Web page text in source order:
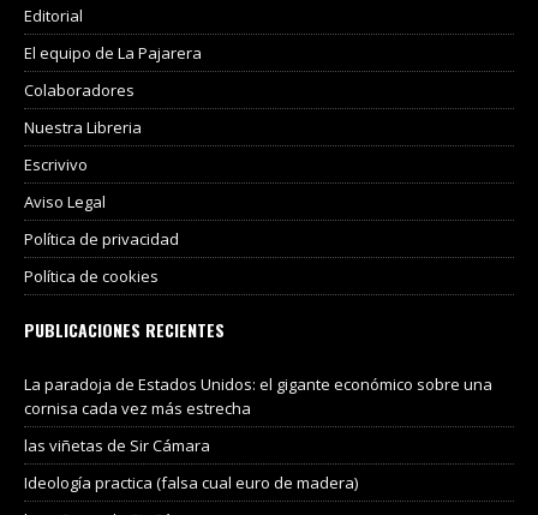
Editorial
El equipo de La Pajarera
Colaboradores
Nuestra Libreria
Escrivivo
Aviso Legal
Política de privacidad
Política de cookies
PUBLICACIONES RECIENTES
La paradoja de Estados Unidos: el gigante económico sobre una
cornisa cada vez más estrecha
las viñetas de Sir Cámara
Ideología practica (falsa cual euro de madera)